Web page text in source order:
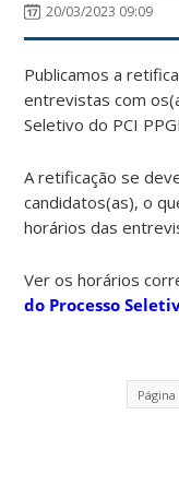
20/03/2023 09:09
Publicamos a
entrevistas com
Seletivo do PCI
A retificação se
candidatos(as), o
horários das
Ver os horários
do Processo